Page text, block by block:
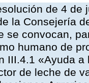
de 4
la Consejería
se convocan,
humano de
III.4.1 «Ayuda
de leche de